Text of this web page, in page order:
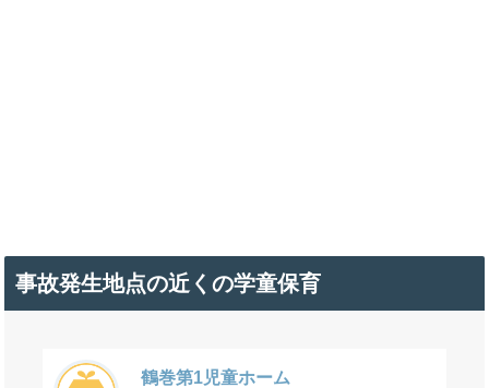
事故発生地点の近くの学童保育
鶴巻第1児童ホーム